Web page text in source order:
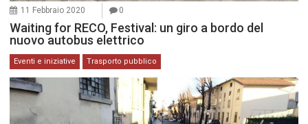
11 Febbraio 2020 0
Waiting for RECO, Festival: un giro a bordo del
nuovo autobus elettrico
Eventi e iniziative Trasporto pubblico